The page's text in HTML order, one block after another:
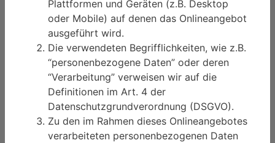
Plattformen und Geräten (z.B. Desktop
oder Mobile) auf denen das Onlineangebot
ausgeführt wird.
Die verwendeten Begrifflichkeiten, wie z.B.
“personenbezogene Daten” oder deren
“Verarbeitung” verweisen wir auf die
Definitionen im Art. 4 der
Datenschutzgrundverordnung (DSGVO).
Zu den im Rahmen dieses Onlineangebotes
verarbeiteten personenbezogenen Daten